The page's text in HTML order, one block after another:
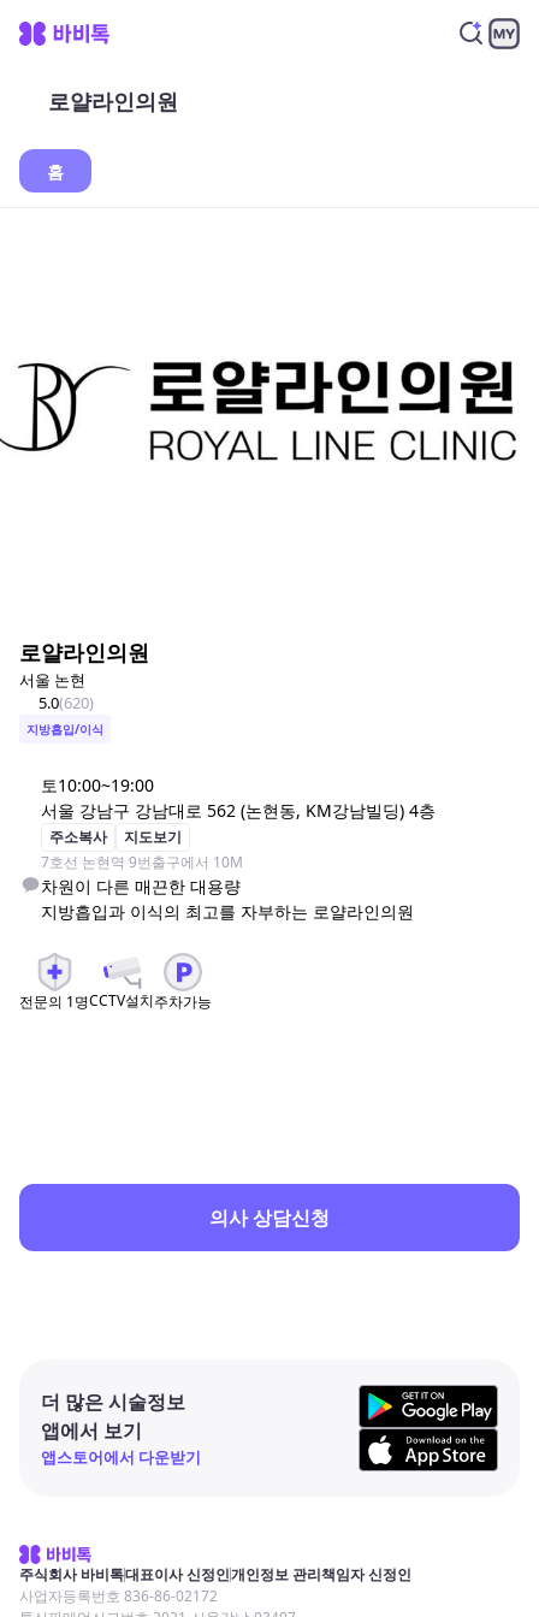
로얄라인의원
홈
로얄라인의원
서울 논현
5.0(620)
지방흡입/이식
토10:00~19:00
서울 강남구 강남대로 562 (논현동, KM강남빌딩) 4층
주소복사
지도보기
7호선 논현역 9번출구에서 10M
차원이 다른 매끈한 대용량
지방흡입과 이식의 최고를 자부하는 로얄라인의원
전문의 1명CCTV설치주차가능
의사 상담신청
더 많은 시술정보
앱에서 보기
앱스토어에서 다운받기
주식회사 바비톡대표이사 신정인개인정보 관리책임자 신정인
사업자등록번호 836-86-02172